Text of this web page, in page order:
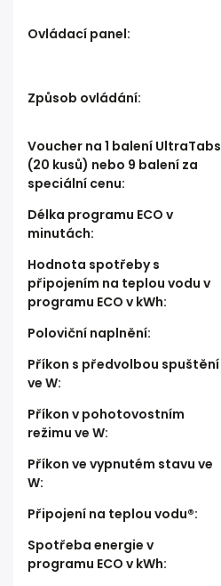
Ovládací panel:
Způsob ovládání:
Voucher na 1 balení UltraTabs
(20 kusů) nebo 9 balení za
speciální cenu:
Délka programu ECO v
minutách:
Hodnota spotřeby s
připojením na teplou vodu v
programu ECO v kWh:
Poloviční naplnění:
Příkon s předvolbou spuštění
ve W:
Příkon v pohotovostním
režimu ve W:
Příkon ve vypnutém stavu ve
W:
Připojení na teplou vodu®:
Spotřeba energie v
programu ECO v kWh: